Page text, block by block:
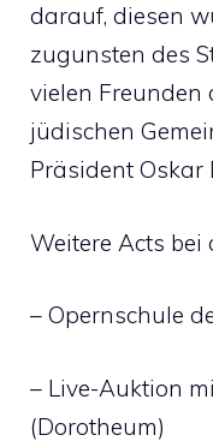
darauf, diesen
zugunsten des
vielen Freunden
jüdischen
Präsident Oskar
Weitere Acts bei
– Opernschule
– Live-Auktion
(Dorotheum)